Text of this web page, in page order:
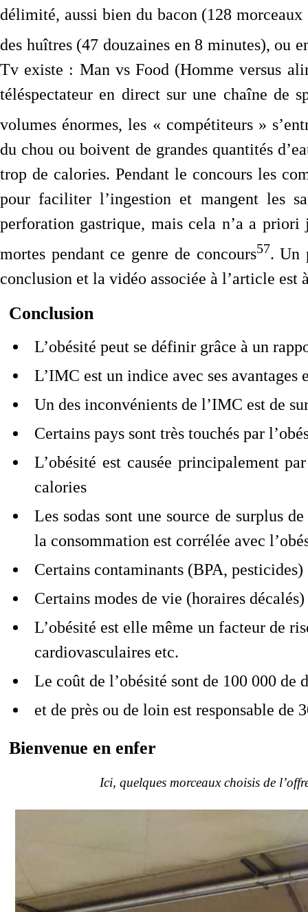
délimité, aussi bien du bacon (128
des huîtres (47 douzaines en 8 minutes), ou
Tv existe : Man vs Food (Homme versus
téléspectateur en direct sur une chaîne de
volumes énormes, les « compétiteurs »
du chou ou boivent de grandes quantités
trop de calories. Pendant le concours les
pour faciliter l’ingestion et mangent les
perforation gastrique, mais cela n’a a priori
mortes pendant ce genre de concours57. Un
conclusion et la vidéo associée à l’article est
Conclusion
L’obésité peut se définir grâce à un
L’IMC est un indice avec ses avantages
Un des inconvénients de l’IMC est de
Certains pays sont très touchés par
L’obésité est causée principalement
calories
Les sodas sont une source de surplus
la consommation est corrélée avec
Certains contaminants (BPA, pesticides)
Certains modes de vie (horaires
L’obésité est elle même un facteur de
cardiovasculaires etc.
Le coût de l’obésité sont de 100 000 de
et de près ou de loin est responsable de
Bienvenue en enfer
Ici, quelques morceaux choisis de